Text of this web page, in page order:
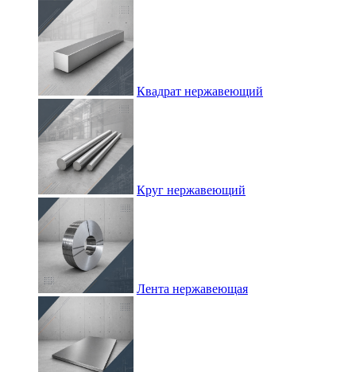
Квадрат нержавеющий
Круг нержавеющий
Лента нержавеющая